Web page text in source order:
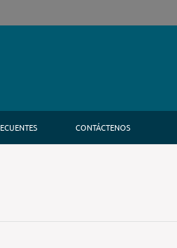
CONTÁCTENOS